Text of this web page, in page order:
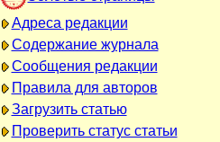
Адреса редакции
Содержание журнала
Сообщения редакции
Правила для авторов
Загрузить статью
Проверить статус статьи